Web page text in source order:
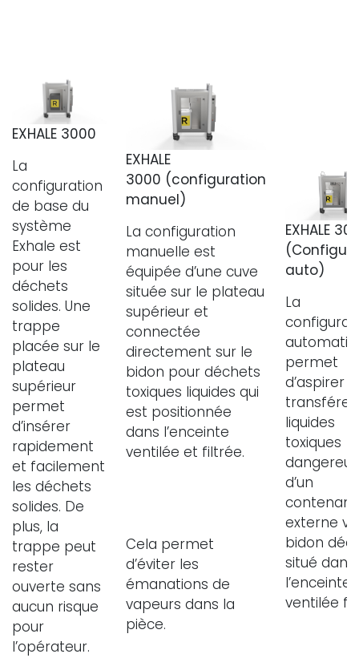
EXHALE 3000
La
configuration
de base du
système
Exhale est
pour les
déchets
solides. Une
trappe
placée sur le
plateau
supérieur
permet
d’insérer
rapidement
et facilement
les déchets
solides. De
plus, la
trappe peut
rester
ouverte sans
aucun risque
pour
l’opérateur.
EXHALE
3000 (configuration
manuel)
La configuration
manuelle est
équipée d’une cuve
située sur le plateau
supérieur et
connectée
directement sur le
bidon pour déchets
toxiques liquides qui
est positionnée
dans l’enceinte
ventilée et filtrée.
Cela permet
d’éviter les
émanations de
vapeurs dans la
pièce.
EXHALE
auto)
La
permet
d’aspirer
transférer
liquides
toxiques
dangereux
d’un
contenant
externe
bidon
situé dans
l’enceinte
ventilée